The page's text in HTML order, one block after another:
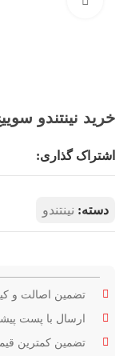
خرید نینتندو
اشتراک گذاری:
دسته: نینتندو
تضمین اصالت و
ارسال با پست
تضمین کمترین